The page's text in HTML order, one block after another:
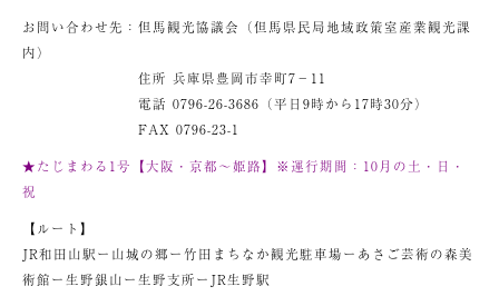
お問い合わせ先：但馬観光協議会（但馬県民局地域政策室産業観光課
内）
住所 兵庫県豊岡市幸町7－11
電話 0796-26-3686（平日9時から17時30分）
FAX 0796-23-1
★たじまわる1号【大阪・京都～姫路】※運行期間：10月の土・日・
祝
【ルート】
JR和田山駅ー山城の郷ー竹田まちなか観光駐車場ーあさご芸術の森美
術館ー生野銀山ー生野支所ーJR生野駅